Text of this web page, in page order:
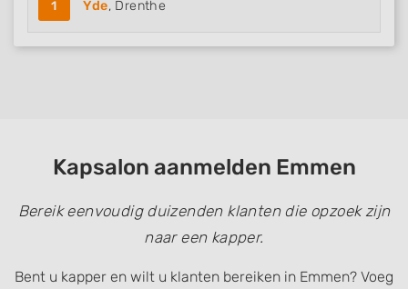
1 Yde, Drenthe
Kapsalon aanmelden Emmen
Bereik eenvoudig duizenden klanten die opzoek zijn
naar een kapper.
Bent u kapper en wilt u klanten bereiken in Emmen? Voeg
Use precise geolocation data
Identify devices based on information
Performance